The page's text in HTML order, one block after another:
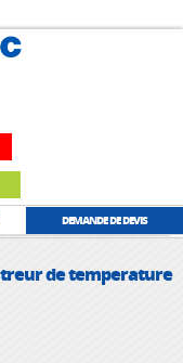
DEMANDE DE DEVIS
de temperature